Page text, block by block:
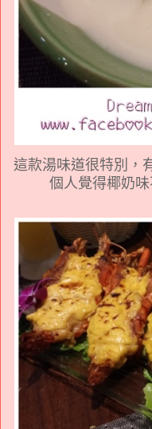
這款湯味道很特別，
個人覺得椰奶